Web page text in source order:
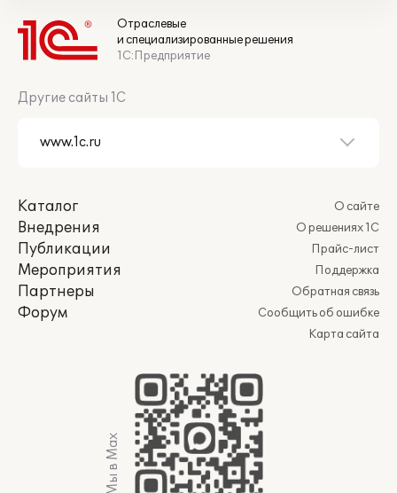
Отраслевые
и специализированные решения
1С:Предприятие
Другие сайты 1С
Каталог
Внедрения
Публикации
Мероприятия
Партнеры
Форум
О сайте
О решениях 1С
Прайс-лист
Поддержка
Обратная связь
Сообщить об ошибке
Карта сайта
Мы в Max